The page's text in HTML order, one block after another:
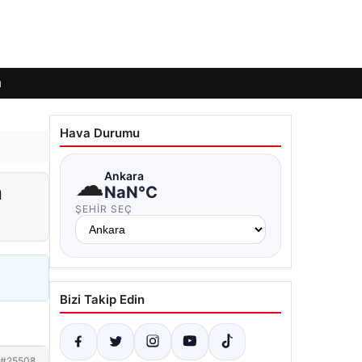
Hava Durumu
☁Ankara
NaN°C
ŞEHIR SEÇ
Bizi Takip Edin